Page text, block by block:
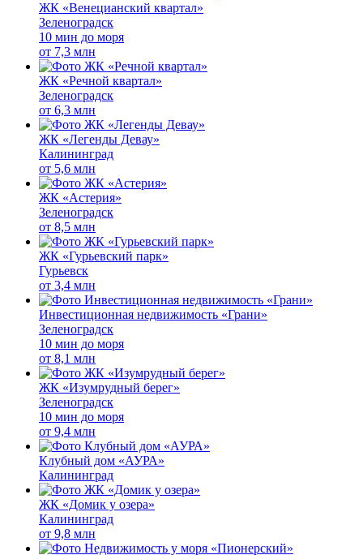
ЖК «Венецианский квартал»
Зеленоградск
10 мин до моря
от 7,3 млн
ЖК «Речной квартал»
Зеленоградск
от 6,3 млн
ЖК «Легенды Девау»
Калининград
от 5,6 млн
ЖК «Астерия»
Зеленоградск
от 8,5 млн
ЖК «Гурьевский парк»
Гурьевск
от 3,4 млн
Инвестиционная недвижимость «Грани»
Зеленоградск
10 мин до моря
от 8,1 млн
ЖК «Изумрудный берег»
Зеленоградск
10 мин до моря
от 9,4 млн
Клубный дом «АУРА»
Калининград
ЖК «Домик у озера»
Калининград
от 9,8 млн